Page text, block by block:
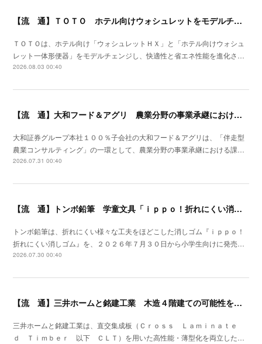
【流 通】ＴＯＴＯ ホテル向けウォシュレットをモデルチェン
ＴＯＴＯは、ホテル向け「ウォシュレットＨＸ」と「ホテル向けウォシュ
レット一体形便器」をモデルチェンジし、快適性と省エネ性能を進化さ…
2026.08.03 00:40
【流 通】大和フード＆アグリ 農業分野の事業承継における支援サービスを開始
大和証券グループ本社１００％子会社の大和フード＆アグリは、「伴走型
農業コンサルティング」の一環として、農業分野の事業承継における課…
2026.07.31 00:40
【流 通】トンボ鉛筆 学童文具「ｉｐｐｏ！折れにくい消しゴム」発売
トンボ鉛筆は、折れにくい様々な工夫をほどこした消しゴム『ｉｐｐｏ！
折れにくい消しゴム』を、２０２６年７月３０日から小学生向けに発売…
2026.07.30 00:40
【流 通】三井ホームと銘建工業 木造４階建ての可能性を広げる遮音床構造を開発
三井ホームと銘建工業は、直交集成板（Ｃｒｏｓｓ Ｌａｍｉｎａｔｅ
ｄ Ｔｉｍｂｅｒ 以下 ＣＬＴ）を用いた高性能・薄型化を両立した…